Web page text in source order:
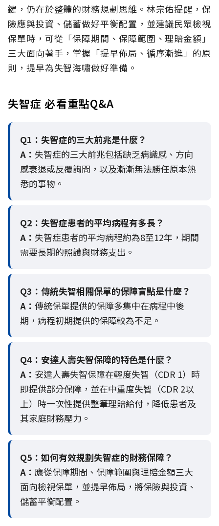
鍵，仍在於整體的財務規劃思維。 林宗佑提醒，保
險應與投資、儲蓄做好平衡配置，並建議民眾檢視
保單時，可從「保障期間、保障範圍、理賠金額」
三大面向著手，掌握「提早佈局、循序漸進」的原
則，提早為失智海嘯做好準備。
失智症 必看重點Q&A
Q1：失智症的三大前兆是什麼？
A： 失智症的三大前兆包括缺乏病識感、方向
感衰退或反覆詢問，以及漸漸無法勝任原本熟
悉的事物。
Q2： 失智症患者的平均病程有多長？
A： 失智症患者的平均病程約為8至12年，期間
需要長期的照護與財務支出。
Q3： 傳統失智相關保單的保障盲點是什麼？
A： 傳統保單提供的保障多集中在病程中後
期，病程初期提供的保障較為不足。
Q4： 安達人壽失智保障的特色是什麼？
A： 安達人壽失智保障在輕度失智（CDR 1）時
即提供部分保障，並在中重度失智（CDR 2以
上）時一次性提供整筆理賠給付，降低患者及
其家庭財務壓力。
Q5： 如何有效規劃失智症的財務保障？
A： 應從保障期間、保障範圍與理賠金額三大
面向檢視保單，並提早佈局，將保險與投資、
儲蓄平衡配置。